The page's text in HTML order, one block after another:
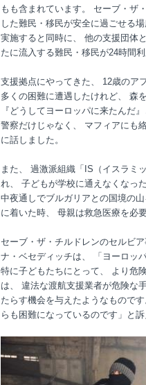
もも含まれています。 セーブ・ザ
した難民・移民が安全に過ごせる
実施すると同時に、 他の支援団体
たに流入する難民・移民が24時間
支援拠点にやってきた、 12歳のア
多くの困難に遭遇したけれど、 森
『どうしてヨーロッパに来たんだ
警察だけじゃなく、 マフィアにも
に話しました。
また、 過激派組織「IS（イスラミ
れ、 子どもが学校に通えなくなっ
中夜通しでブルガリアとの国境の
に着いた時、 母親は救急医療を必
セーブ・ザ・チルドレンのセルビ
ナ・ベセディッチは、 「ヨーロッ
特に子どもたちにとって、 より危
は、 違法な渡航支援業者が危険な
たらす機会を与えたようなもので
らも困難になっているのです」と訴